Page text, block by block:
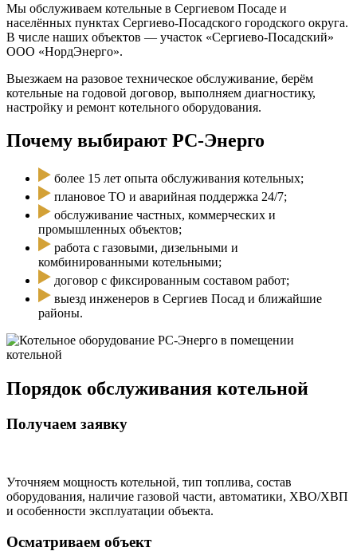
Мы обслуживаем котельные в Сергиевом Посаде и
населённых пунктах Сергиево-Посадского городского округа.
В числе наших объектов — участок «Сергиево-Посадский»
ООО «НордЭнерго».
Выезжаем на разовое техническое обслуживание, берём
котельные на годовой договор, выполняем диагностику,
настройку и ремонт котельного оборудования.
Почему выбирают РС-Энерго
более 15 лет опыта обслуживания котельных;
плановое ТО и аварийная поддержка 24/7;
обслуживание частных, коммерческих и
промышленных объектов;
работа с газовыми, дизельными и
комбинированными котельными;
договор с фиксированным составом работ;
выезд инженеров в Сергиев Посад и ближайшие
районы.
Порядок обслуживания котельной
Получаем заявку
Уточняем мощность котельной, тип топлива, состав
оборудования, наличие газовой части, автоматики, ХВО/ХВП
и особенности эксплуатации объекта.
Осматриваем объект